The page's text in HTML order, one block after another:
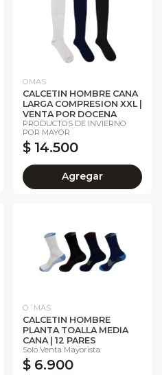
OMAS
CALCETIN HOMBRE CANA
LARGA COMPRESION XXL |
VENTA POR DOCENA
PRODUCTOS DE INVIERNO
POR MAYOR
$ 14.500
Agregar
O´MAS
CALCETIN HOMBRE
PLANTA TOALLA MEDIA
CANA | 12 PARES
Solo Venta Mayorista
$ 6.900